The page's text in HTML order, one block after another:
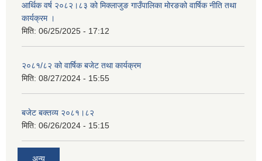
आर्थिक वर्ष २०८२।८३ को मिक्लाजुङ गाउँपालिका मोरङको वार्षिक नीति तथा
कार्यक्रम ।
मिति: 06/25/2025 - 17:12
२०८१/८२ को वार्षिक बजेट तथा कार्यक्रम
मिति: 08/27/2024 - 15:55
बजेट बक्तव्य २०८१।८२
मिति: 06/26/2024 - 15:15
अन्य